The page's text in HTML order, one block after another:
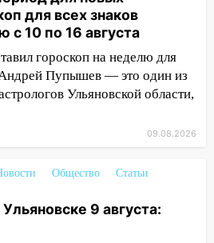
восстановили
В Цильнинском районе
мужчина
Евро-5: что
бензина и можно ли
топливо в
для всех знаков
с 10 по 16 августа
гороскоп на неделю для
Андрей Пупышев — это один из
Ульяновской области,
09.08.2026
Общество
Статьи
9 августа: